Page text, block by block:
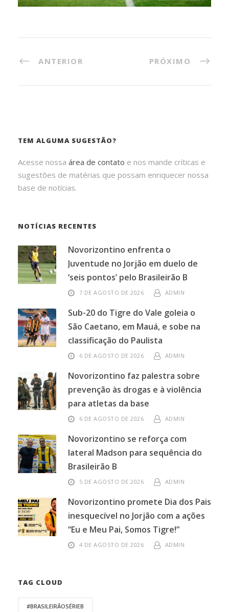
ANTERIOR PRÓXIMO
TEM ALGUMA SUGESTÃO?
Acesse nossa área de contato e nos mande críticas e
sugestões de matérias que possam enriquecer nossa
base de notícias.
NOTÍCIAS RECENTES
Novorizontino enfrenta o
Juventude no Jorjão em duelo de
‘seis pontos’ pelo Brasileirão B
7 DE AGOSTO DE 2026 ADMIN
Sub-20 do Tigre do Vale goleia o
São Caetano, em Mauá, e sobe na
classificação do Paulista
6 DE AGOSTO DE 2026 ADMIN
Novorizontino faz palestra sobre
prevenção às drogas e à violência
para atletas da base
6 DE AGOSTO DE 2026 ADMIN
Novorizontino se reforça com
lateral Madson para sequência do
Brasileirão B
5 DE AGOSTO DE 2026 ADMIN
Novorizontino promete Dia dos Pais
inesquecível no Jorjão com a ações
“Eu e Meu Pai, Somos Tigre!”
4 DE AGOSTO DE 2026 ADMIN
TAG CLOUD
#BRASILEIRÃOSÉRIEB